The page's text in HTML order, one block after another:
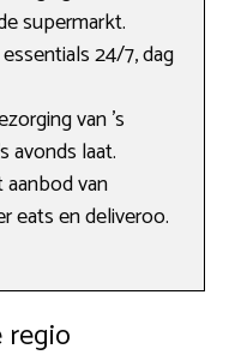
supermarkt.
24/7, dag
van ’s
avonds laat.
van
eats en deliveroo.
regio